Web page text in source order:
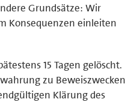
Grundsätze: Wir
Konsequenzen einleiten
15 Tagen gelöscht.
zu Beweiszwecken
Klärung des